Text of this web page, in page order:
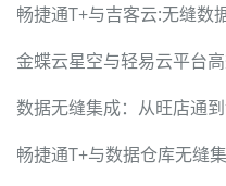
畅捷通T+与吉客云:无缝数
金蝶云星空与轻易云平台
数据无缝集成：从旺店通
畅捷通T+与数据仓库无缝